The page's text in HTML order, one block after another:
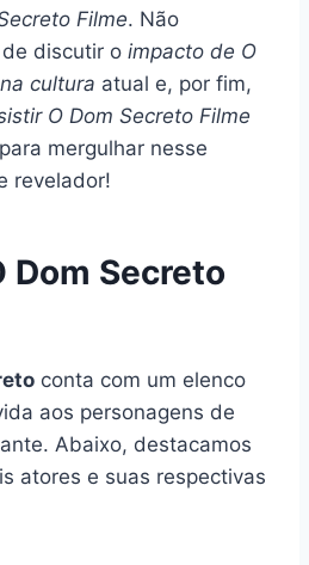
Filme. Não
discutir o impacto de O
cultura atual e, por fim,
O Dom Secreto Filme
mergulhar nesse
revelador!
Dom Secreto
conta com um elenco
aos personagens de
Abaixo, destacamos
atores e suas respectivas